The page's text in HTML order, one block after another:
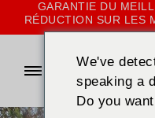
GARANTIE DU
RÉDUCTION SUR LES
We've
speaking a
Do you